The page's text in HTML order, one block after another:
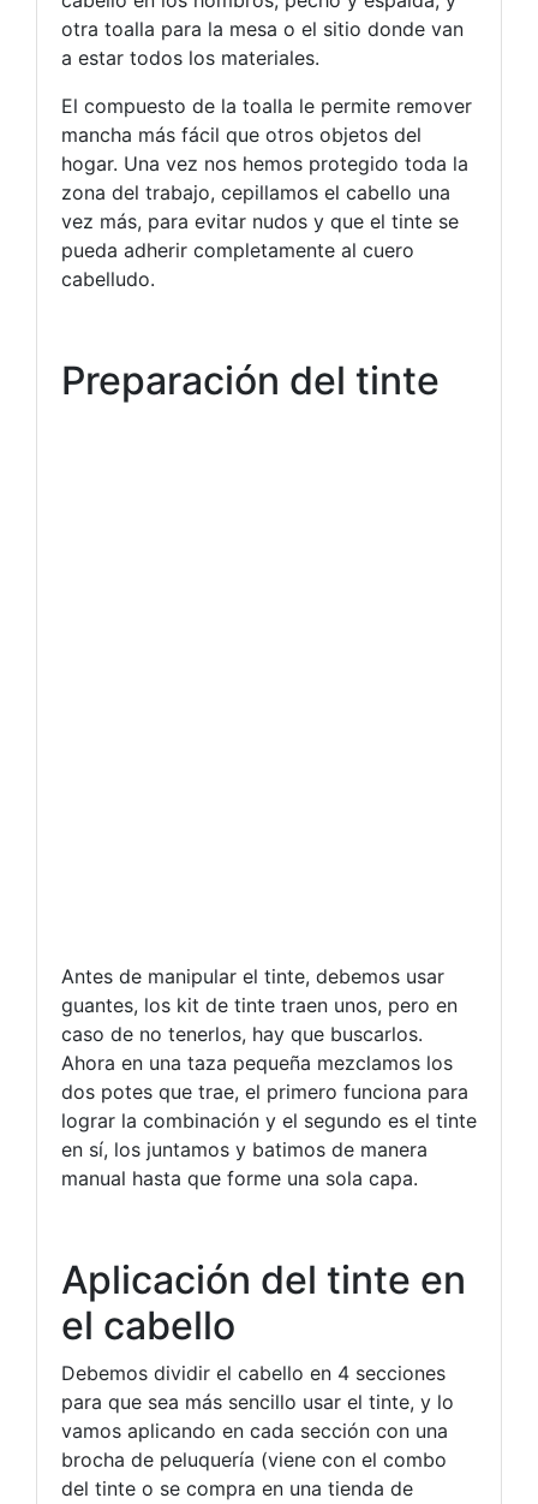
otra toalla para la mesa o el sitio donde van
a estar todos los materiales.
El compuesto de la toalla le permite remover
mancha más fácil que otros objetos del
hogar. Una vez nos hemos protegido toda la
zona del trabajo, cepillamos el cabello una
vez más, para evitar nudos y que el tinte se
pueda adherir completamente al cuero
cabelludo.
Preparación del tinte
Antes de manipular el tinte, debemos usar
guantes, los kit de tinte traen unos, pero en
caso de no tenerlos, hay que buscarlos.
Ahora en una taza pequeña mezclamos los
dos potes que trae, el primero funciona para
lograr la combinación y el segundo es el tinte
en sí, los juntamos y batimos de manera
manual hasta que forme una sola capa.
Aplicación del tinte en
el cabello
Debemos dividir el cabello en 4 secciones
para que sea más sencillo usar el tinte, y lo
vamos aplicando en cada sección con una
brocha de peluquería (viene con el combo
del tinte o se compra en una tienda de